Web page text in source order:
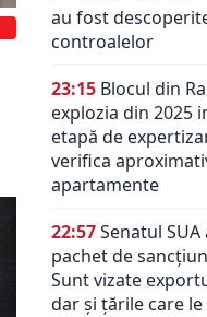
au fost
controalelor
23:15 Blocul din
explozia din 2025
etapă de
verifica
apartamente
22:57Senatul
pachet de
Sunt vizate
dar și țările care